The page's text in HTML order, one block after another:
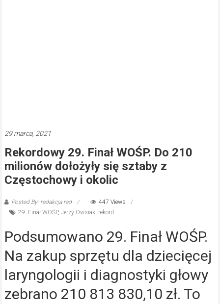
29 marca, 2021
Rekordowy 29. Finał WOŚP. Do 210
milionów dołożyły się sztaby z
Częstochowy i okolic
Posted By: redakcja red
447 Views
29. Finał WOŚP, Jerzy Owsiak, rekord
Podsumowano 29. Finał WOŚP.
Na zakup sprzętu dla dziecięcej
laryngologii i diagnostyki głowy
zebrano 210 813 830,10 zł. To